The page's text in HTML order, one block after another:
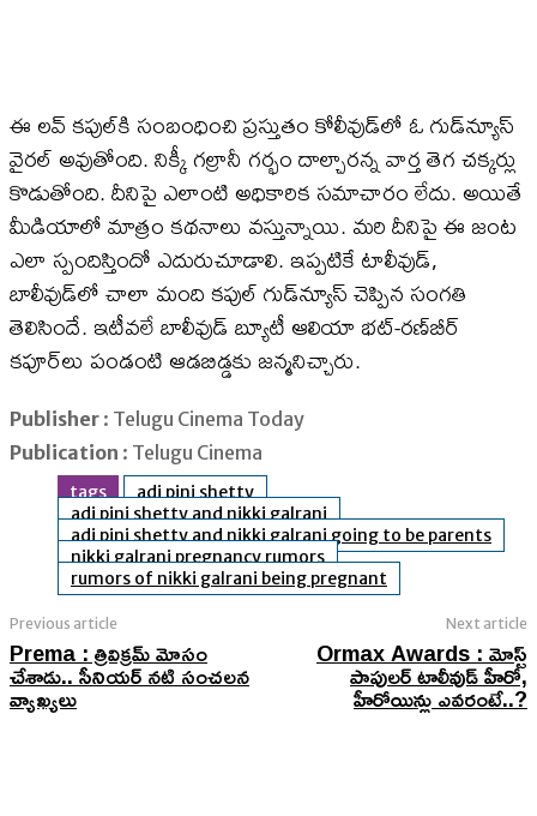
ఈ లవ్ కపుల్‌కి సంబంధించి ప్రస్తుతం కోలీవుడ్‌లో ఓ గుడ్‌న్యూస్
వైరల్ అవుతోంది. నిక్కీ గల్రానీ గర్భం దాల్చారన్న వార్త తెగ చక్కర్లు
కొడుతోంది. దీనిపై ఎలాంటి అధికారిక సమాచారం లేదు. అయితే
మీడియాలో మాత్రం కథనాలు వస్తున్నాయి. మరి దీనిపై ఈ జంట
ఎలా స్పందిస్తిందో ఎదురుచూడాలి. ఇప్పటికే టాలీవుడ్,
బాలీవుడ్‌లో చాలా మంది కపుల్ గుడ్‌న్యూస్ చెప్పిన సంగతి
తెలిసిందే. ఇటీవలే బాలీవుడ్ బ్యూటీ ఆలియా భట్-రణ్‌బీర్
కపూర్‌లు పండంటి ఆడబిడ్డకు జన్మనిచ్చారు.
Publisher : Telugu Cinema Today
Publication : Telugu Cinema
tags
adi pini shetty
adi pini shetty and nikki galrani
adi pini shetty and nikki galrani going to be parents
nikki galrani pregnancy rumors
rumors of nikki galrani being pregnant
Previous article
Prema : త్రివిక్ర‌మ్ మోసం
చేశాడు.. సీనియర్ నటి సంచలన
వ్యాఖ్యలు
Next article
Ormax Awards : మోస్ట్
పాపులర్ టాలీవుడ్ హీరో,
హీరోయిన్లు ఎవరంటే..?